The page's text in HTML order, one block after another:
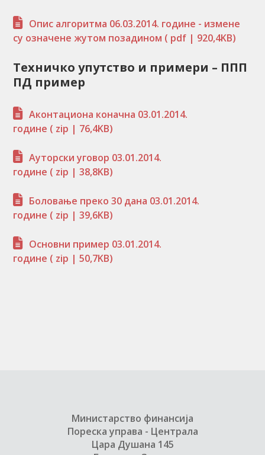
Опис алгоритма 06.03.2014. године - измене
су означене жутом позадином ( pdf | 920,4KB)
Техничко упутство и примери – ППП
ПД пример
Аконтациона коначна 03.01.2014.
године ( zip | 76,4KB)
Ауторски уговор 03.01.2014.
године ( zip | 38,8KB)
Боловање преко 30 дана 03.01.2014.
године ( zip | 39,6KB)
Основни пример 03.01.2014.
године ( zip | 50,7KB)
Министарство финансија
Пореска управа - Централа
Цара Душана 145